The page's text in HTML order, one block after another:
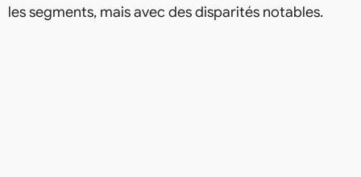
les segments, mais avec des disparités notables.